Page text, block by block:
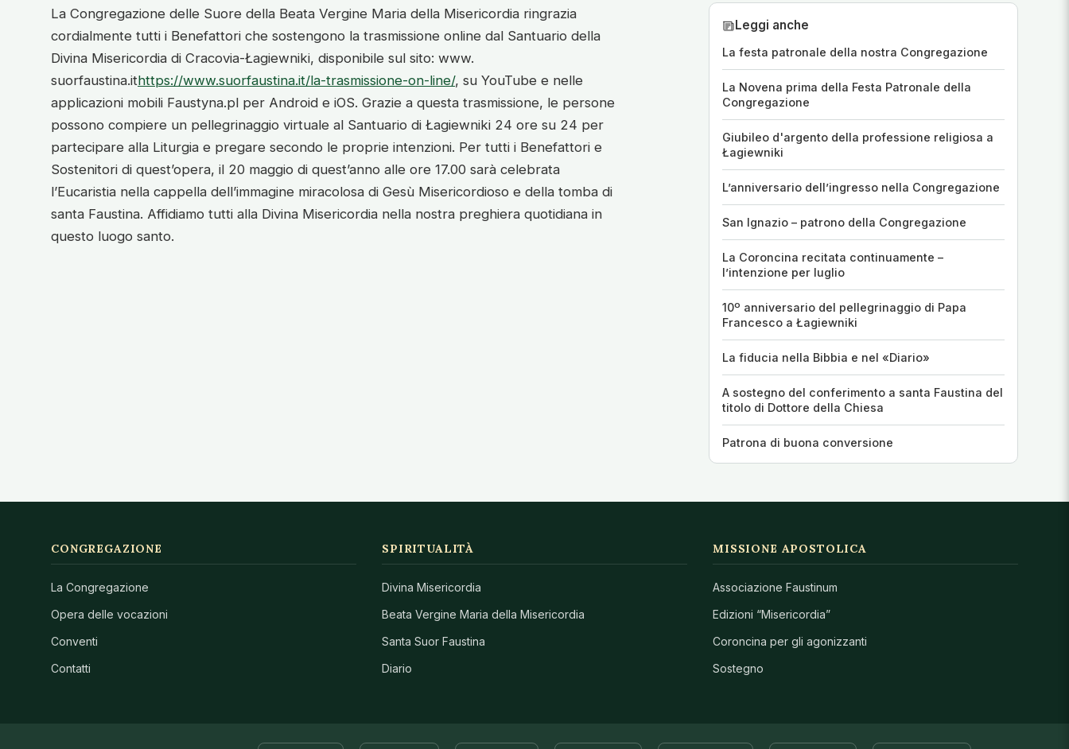
La Congregazione delle Suore della Beata Vergine Maria della Misericordia ringrazia
cordialmente tutti i Benefattori che sostengono la trasmissione online dal Santuario della
Divina Misericordia di Cracovia-Łagiewniki, disponibile sul sito: www.
suorfaustina.ithttps://www.suorfaustina.it/la-trasmissione-on-line/, su YouTube e nelle
applicazioni mobili Faustyna.pl per Android e iOS. Grazie a questa trasmissione, le persone
possono compiere un pellegrinaggio virtuale al Santuario di Łagiewniki 24 ore su 24 per
partecipare alla Liturgia e pregare secondo le proprie intenzioni. Per tutti i Benefattori e
Sostenitori di quest’opera, il 20 maggio di quest’anno alle ore 17.00 sarà celebrata
l’Eucaristia nella cappella dell’immagine miracolosa di Gesù Misericordioso e della tomba di
santa Faustina. Affidiamo tutti alla Divina Misericordia nella nostra preghiera quotidiana in
questo luogo santo.
Leggi anche
La festa patronale della nostra Congregazione
La Novena prima della Festa Patronale della
Congregazione
Giubileo d'argento della professione religiosa a
Łagiewniki
L’anniversario dell’ingresso nella Congregazione
San Ignazio – patrono della Congregazione
La Coroncina recitata continuamente –
l’intenzione per luglio
10º anniversario del pellegrinaggio di Papa
Francesco a Łagiewniki
La fiducia nella Bibbia e nel «Diario»
A sostegno del conferimento a santa Faustina del
titolo di Dottore della Chiesa
Patrona di buona conversione
CONGREGAZIONE
La Congregazione
Opera delle vocazioni
Conventi
Contatti
SPIRITUALITÀ
Divina Misericordia
Beata Vergine Maria della Misericordia
Santa Suor Faustina
Diario
MISSIONE APOSTOLICA
Associazione Faustinum
Edizioni “Misericordia”
Coroncina per gli agonizzanti
Sostegno